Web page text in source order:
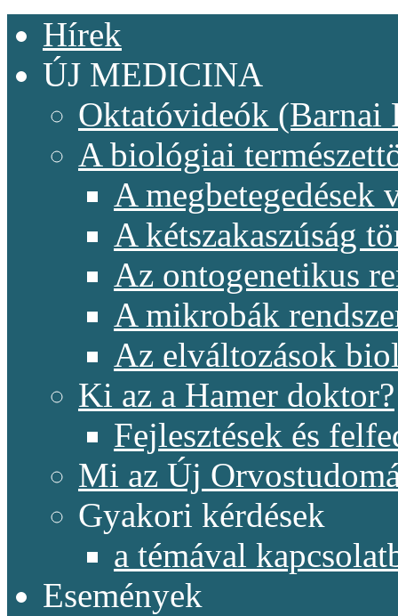
Hírek
ÚJ MEDICINA
Oktatóvideók (Barnai
A biológiai
A megbetegedések
A kétszakaszúság
Az ontogenetikus
A mikrobák
Az elváltozások
Ki az a Hamer doktor?
Fejlesztések és
Mi az Új
Gyakori kérdések
a témával
Események